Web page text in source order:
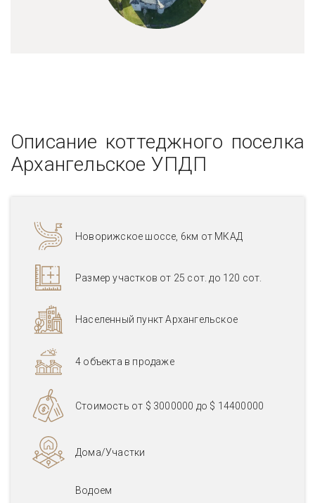
Описание коттеджного поселка
Архангельское УПДП
Новорижское шоссе, 6км от МКАД
Размер участков от 25 сот. до 120 сот.
Населенный пункт Архангельское
4 объекта в продаже
Стоимость от $ 3000000 до $ 14400000
Дома/Участки
Водоем